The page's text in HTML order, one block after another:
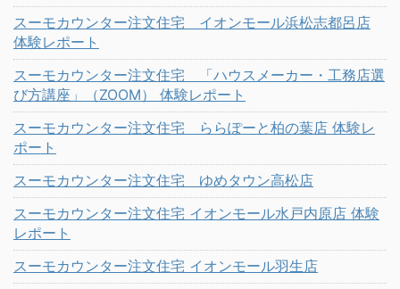
スーモカウンター注文住宅 イオンモール浜松志都呂店
体験レポート
スーモカウンター注文住宅 「ハウスメーカー・工務店選
び方講座」（ZOOM） 体験レポート
スーモカウンター注文住宅 ららぽーと柏の葉店 体験レ
ポート
スーモカウンター注文住宅 ゆめタウン高松店
スーモカウンター注文住宅 イオンモール水戸内原店 体験
レポート
スーモカウンター注文住宅 イオンモール羽生店